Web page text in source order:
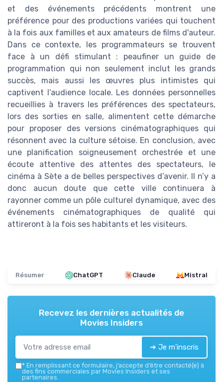
et des événements précédents montrent une
préférence pour des productions variées qui touchent
à la fois aux familles et aux amateurs de films d'auteur.
Dans ce contexte, les programmateurs se trouvent
face à un défi stimulant : peaufiner un guide de
programmation qui non seulement inclut les grands
succès, mais aussi les œuvres plus intimistes qui
captivent l’audience locale. Les données personnelles
recueillies à travers les préférences des spectateurs,
lors des sorties en salle, alimentent cette démarche
pour proposer des versions cinématographiques qui
résonnent avec la culture sétoise. En conclusion, avec
une planification soigneusement orchestrée et une
écoute attentive des attentes des spectateurs, le
cinéma à Sète a de belles perspectives d’avenir. Il n’y a
donc aucun doute que cette ville continuera à
rayonner comme un pôle culturel dynamique, avec des
événements cinématographiques de qualité qui
attireront à la fois ses habitants et les visiteurs.
Résumer ChatGPT Claude Mistral
Recevez les dernières actualités de
Movies Insiders
➔ Je m'inscris
* En remplissant ce formulaire, j’accepte d’être contacté(e) à
des fins commerciales par Movies Insiders et ses
partenaires.